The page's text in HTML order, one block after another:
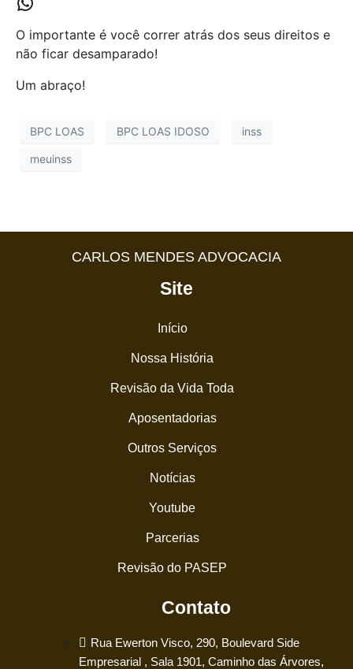
O importante é você correr atrás dos seus direitos e
não ficar desamparado!
Um abraço!
BPC LOAS BPC LOAS IDOSO inss
meuinss
CARLOS MENDES ADVOCACIA
Site
Início
Nossa História
Revisão da Vida Toda
Aposentadorias
Outros Serviços
Notícias
Youtube
Parcerias
Revisão do PASEP
Contato
Rua Ewerton Visco, 290, Boulevard Side
Empresarial , Sala 1901, Caminho das Árvores,